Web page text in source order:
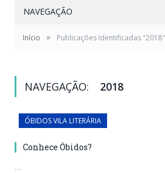
NAVEGAÇÃO
Início » Publicações Identificadas "2018"
NAVEGAÇÃO: 2018
ÓBIDOS VILA LITERÁRIA
Conhece Óbidos?
…